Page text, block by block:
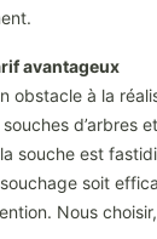
avantageux
à la
souche est
soit
Nous